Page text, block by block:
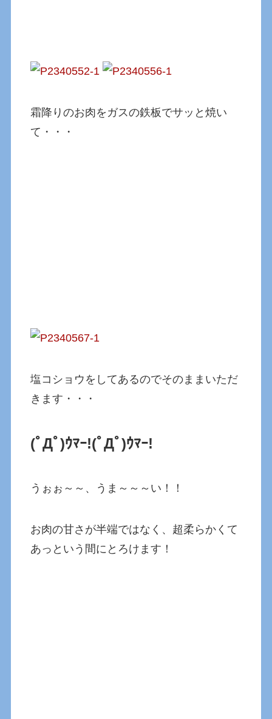
霜降りのお肉をガスの鉄板でサッと焼い
て・・・
塩コショウをしてあるのでそのままいただ
きます・・・
(ﾟДﾟ)ｳﾏｰ!(ﾟДﾟ)ｳﾏｰ!
うぉぉ～～、うま～～～い！！
お肉の甘さが半端ではなく、超柔らかくて
あっという間にとろけます！